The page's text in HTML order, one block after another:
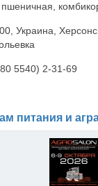
пшеничная,
Украина,
5540) 2-31-69
питания и